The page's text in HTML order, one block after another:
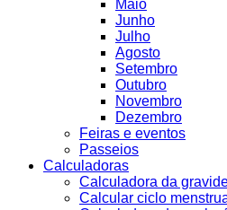
Maio
Junho
Julho
Agosto
Setembro
Outubro
Novembro
Dezembro
Feiras e eventos
Passeios
Calculadoras
Calculadora da
Calcular ciclo